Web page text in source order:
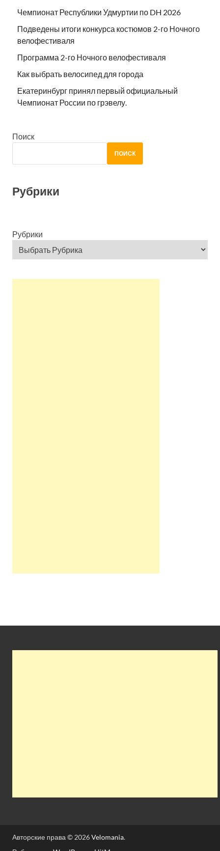
Чемпионат Республики Удмуртии по DH 2026
Подведены итоги конкурса костюмов 2-го Ночного
велофестиваля
Программа 2-го Ночного велофестиваля
Как выбрать велосипед для города
Екатеринбург принял первый официальный
Чемпионат России по грэвелу.
Поиск
ПОИСК
Рубрики
Рубрики
Авторские права © 2026Velomania.